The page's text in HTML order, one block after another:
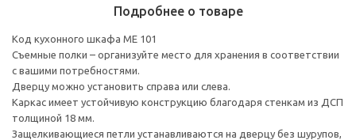
Подробнее о товаре
Код кухонного шкафа ME 101
Съемные полки – организуйте место для хранения в соответствии
с вашими потребностями.
Дверцу можно установить справа или слева.
Каркас имеет устойчивую конструкцию благодаря стенкам из ДСП
толщиной 18 мм.
Защелкивающиеся петли устанавливаются на дверцу без шурупов,